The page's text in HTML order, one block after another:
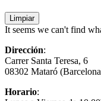
Limpiar
It seems we can't find
Dirección:
Carrer Santa Teresa, 6
08302 Mataró
Horario: